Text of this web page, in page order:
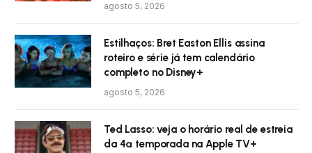
agosto 5, 2026
Estilhaços: Bret Easton Ellis assina
roteiro e série já tem calendário
completo no Disney+
agosto 5, 2026
Ted Lasso: veja o horário real de estreia
da 4ª temporada na Apple TV+